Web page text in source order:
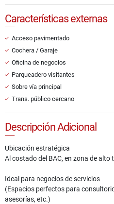
Características externas
Acceso pavimentado
Cochera / Garaje
Oficina de negocios
Parqueadero visitantes
Sobre vía principal
Trans. público cercano
Descripción Adicional
Ubicación estratégica
Al costado del BAC, en zona de
Ideal para negocios de servicios
(Espacios perfectos para
asesorías, etc.)